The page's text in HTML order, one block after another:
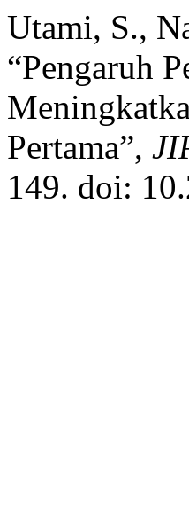
Utami, S.,
“Pengaruh
Pertama”,
149. doi: